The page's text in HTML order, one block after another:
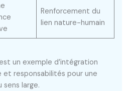
Renforcement du
lien nature-humain
un exemple d’intégration
et responsabilités pour une
large.